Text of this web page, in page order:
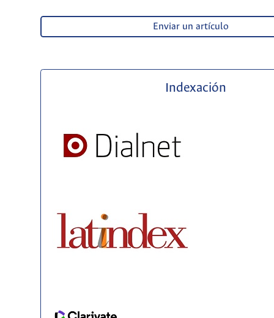
Enviar un artículo
Indexación